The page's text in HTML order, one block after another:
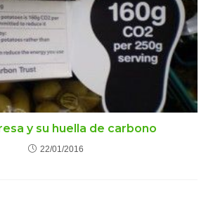
y su huella de carbono
22/01/2016